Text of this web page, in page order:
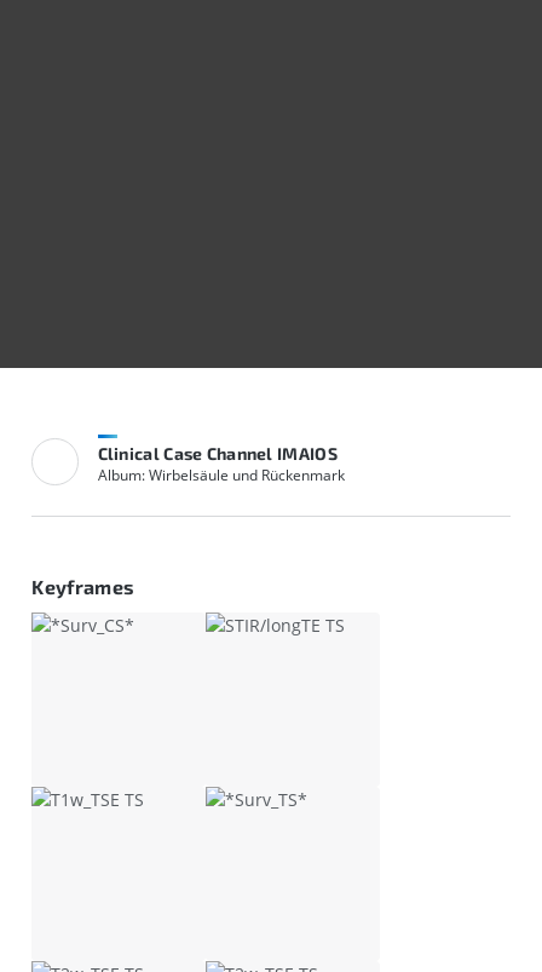
Clinical Case Channel IMAIOS
Album: Wirbelsäule und Rückenmark
Keyframes